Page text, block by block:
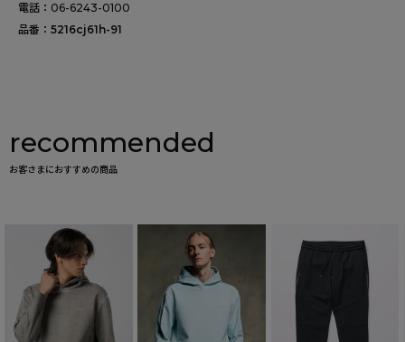
電話： 06-6243-0100
品番： 5216cj61h-91
recommended
お客さまにおすすめの商品